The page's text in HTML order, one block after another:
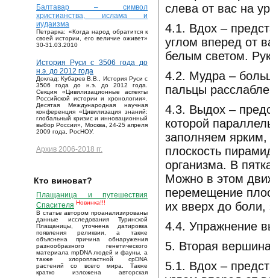
Балтавар – символ
христианства, ислама и
иудаизма
Петрарка: «Когда народ обратится к
своей истории, его величие оживет»
30-31.03.2010
История Руси с 3506 года до
н.э. до 2012 года
Доклад: Кубарев В.В., История Руси с
3506 года до н.э. до 2012 года.
Секция «Цивилизационные аспекты
Российской истории и хронологии».
Десятая Международная научная
конференция «Цивилизация знаний:
глобальный кризис и инновационный
выбор России», Москва, 24-25 апреля
2009 года, РосНОУ.
Архив 2006-2018 гг.
Кто виноват?
Плащаница и путешествия
Спасителя Новинка!!!
В статье автором проанализированы
данные исследования Туринской
Плащаницы, уточнена датировка
появления реликвии, а также
объяснена причина обнаружения
разнообразного генетического
материала mpDNA людей и фауны, а
также хлоропластной cpDNA
растений со всего мира. Также
кратко изложена авторская
слева от вас на
4.1. Вдох –
углом вперед от
белым светом.
4.2. Мудра –
пальцы
4.3. Выдох –
которой
заполняем
плоскость
организма. В
Можно в этом
перемещение
их вверх до боли,
4.4. Упражнение
5. Вторая
5.1. Вдох –